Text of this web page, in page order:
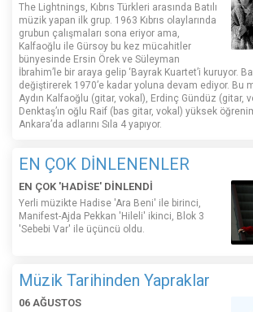
The Lightnings, Kıbrıs Türkleri arasında Batılı
müzik yapan ilk grup. 1963 Kıbrıs olaylarında
grubun çalışmaları sona eriyor ama,
Kalfaoğlu ile Gürsoy bu kez mücahitler
bünyesinde Ersin Örek ve Süleyman
İbrahim’le bir araya gelip ‘Bayrak Kuartet’i kuruyor.
değiştirerek 1970’e kadar yoluna devam ediyor. Bu
Aydın Kalfaoğlu (gitar, vokal), Erdinç Gündüz (gitar,
Denktaş’ın oğlu Raif (bas gitar, vokal) yüksek
Ankara’da adlarını Sıla 4 yapıyor.
EN ÇOK DİNLENENLER
EN ÇOK 'HADİSE' DİNLENDİ
Yerli müzikte Hadise 'Ara Beni' ile birinci,
Manifest-Ajda Pekkan 'Hileli' ikinci, Blok 3
'Sebebi Var' ile üçüncü oldu.
Müzik Tarihinden Yapraklar
06 AĞUSTOS